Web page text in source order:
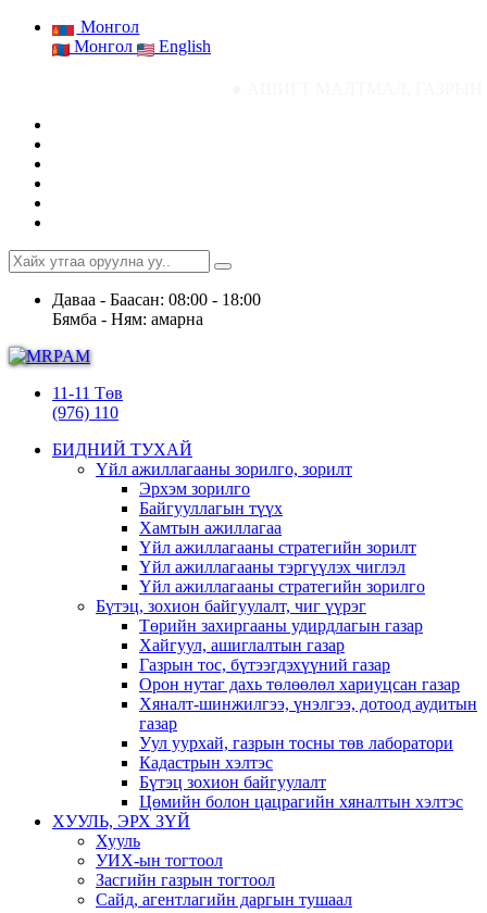
Монгол
Монгол
English
Даваа - Баасан: 08:00 - 18:00
Бямба - Ням: амарна
11-11 Төв
(976) 110
БИДНИЙ ТУХАЙ
Үйл ажиллагааны зорилго, зорилт
Эрхэм зорилго
Байгууллагын түүх
Хамтын ажиллагаа
Үйл ажиллагааны стратегийн зорилт
Үйл ажиллагааны тэргүүлэх чиглэл
Үйл ажиллагааны стратегийн зорилго
Бүтэц, зохион байгуулалт, чиг үүрэг
Төрийн захиргааны удирдлагын газар
Хайгуул, ашиглалтын газар
Газрын тос, бүтээгдэхүүний газар
Орон нутаг дахь төлөөлөл хариуцсан газар
Хяналт-шинжилгээ, үнэлгээ, дотоод аудитын
газар
Уул уурхай, газрын тосны төв лаборатори
Кадастрын хэлтэс
Бүтэц зохион байгуулалт
Цөмийн болон цацрагийн хяналтын хэлтэс
ХУУЛЬ, ЭРХ ЗҮЙ
Хууль
УИХ-ын тогтоол
Засгийн газрын тогтоол
Сайд, агентлагийн даргын тушаал